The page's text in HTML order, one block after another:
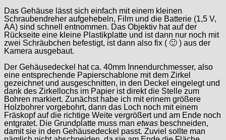
Das Gehäuse lässt sich einfach mit einem kleinen
Schraubendreher aufgehebeln, Film und die Batterie (1,5 V,
AA) sind schnell entnommen. Das Objektiv hat auf der
Rückseite eine kleine Plastikplatte und ist dann nur noch mit
zwei Schräubchen befestigt, ist dann also fix ( 🙂 ) aus der
Kamera ausgebaut.
Der Gehäusedeckel hat ca. 40mm Innendurchmesser, also
eine entsprechende Papierschablone mit dem Zirkel
gezeichnet und ausgeschnitten, in den Deckel eingelegt und
dank des Zirkellochs im Papier ist direkt die Stelle zum
Bohren markiert. Zunächst habe ich mit erinem größere
Holzbohrer vorgebohrt, dann das Loch noch mit einem
Fräskopf auf die richtige Weite vergrößert und am Ende noch
entgratet. Die Grundplatte muss man etwas beschneiden,
damit sie in den Gehäusedeckel passt. Zuviel sollte man